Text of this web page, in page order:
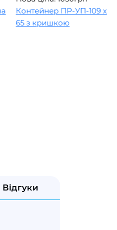
Контейнер ПР-УП-109 х
65 з кришкою
Відгуки